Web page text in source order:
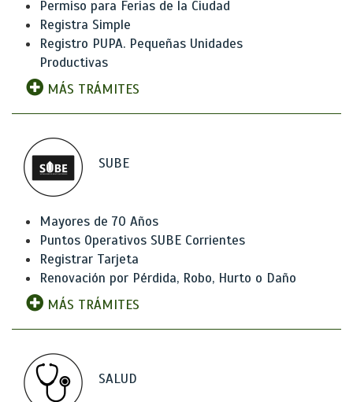
Permiso para Ferias de la Ciudad
Registra Simple
Registro PUPA. Pequeñas Unidades
Productivas
MÁS TRÁMITES
SUBE
Mayores de 70 Años
Puntos Operativos SUBE Corrientes
Registrar Tarjeta
Renovación por Pérdida, Robo, Hurto o Daño
MÁS TRÁMITES
SALUD